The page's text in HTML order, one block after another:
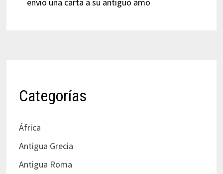
envió una carta a su antiguo amo
Categorías
África
Antigua Grecia
Antigua Roma